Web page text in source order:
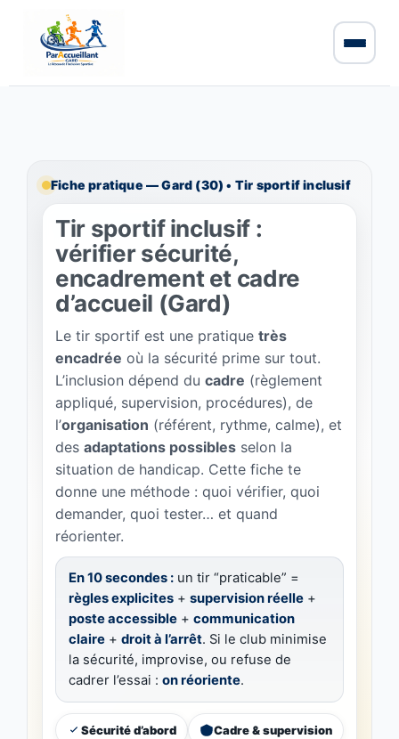
Fiche pratique — Gard (30) • Tir sportif inclusif
Tir sportif inclusif :
vérifier sécurité,
encadrement et cadre
d’accueil (Gard)
Le tir sportif est une pratique très
encadrée où la sécurité prime sur tout.
L’inclusion dépend du cadre (règlement
appliqué, supervision, procédures), de
l’organisation (référent, rythme, calme), et
des adaptations possibles selon la
situation de handicap. Cette fiche te
donne une méthode : quoi vérifier, quoi
demander, quoi tester… et quand
réorienter.
En 10 secondes : un tir “praticable” =
règles explicites + supervision réelle +
poste accessible + communication
claire + droit à l’arrêt. Si le club minimise
la sécurité, improvise, ou refuse de
cadrer l’essai : on réoriente.
Sécurité d’abord Cadre & supervision